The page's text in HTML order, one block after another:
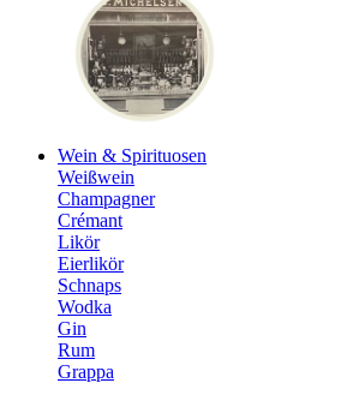
Wein & Spirituosen
Weißwein
Champagner
Crémant
Likör
Eierlikör
Schnaps
Wodka
Gin
Rum
Grappa